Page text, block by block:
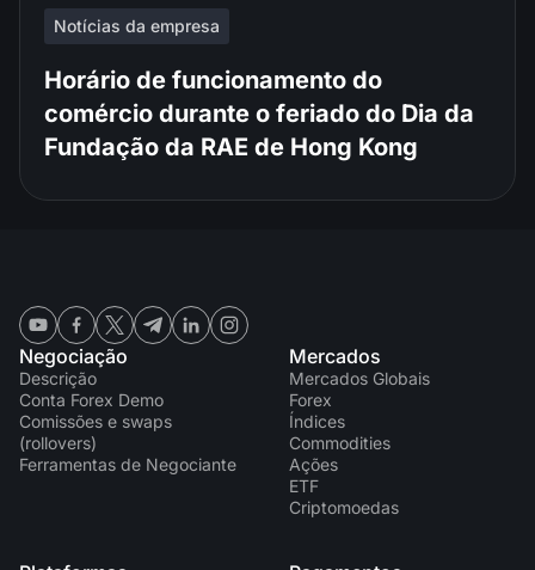
Notícias da empresa
Horário de funcionamento do
comércio durante o feriado do Dia da
Fundação da RAE de Hong Kong
Negociação
Descrição
Conta Forex Demo
Comissões e swaps
(rollovers)
Ferramentas de Negociante
Mercados
Mercados Globais
Forex
Índices
Commodities
Ações
ETF
Criptomoedas